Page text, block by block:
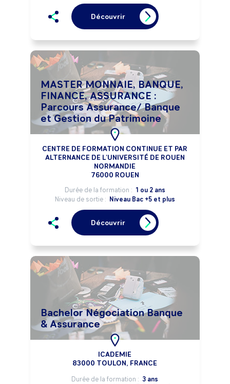
Découvrir
MASTER MONNAIE, BANQUE,
FINANCE, ASSURANCE :
Parcours Assurance/ Banque
et Gestion du Patrimoine
CENTRE DE FORMATION CONTINUE ET PAR
ALTERNANCE DE L'UNIVERSITÉ DE ROUEN
NORMANDIE
76000 ROUEN
Durée de la formation : 1 ou 2 ans
Niveau de sortie : Niveau Bac +5 et plus
Découvrir
Bachelor Négociation Banque
& Assurance
ICADEMIE
83000 TOULON, FRANCE
Durée de la formation : 3 ans